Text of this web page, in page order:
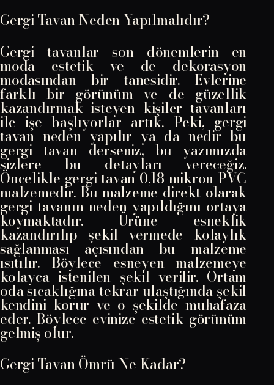
Gergi Tavan Neden Yapılmalıdır?
Gergi tavanlar son dönemlerin en
moda estetik ve de dekorasyon
modasından bir tanesidir. Evlerine
farklı bir görünüm ve de güzellik
kazandırmak isteyen kişiler tavanları
ile işe başlıyorlar artık. Peki, gergi
tavan neden yapılır ya da nedir bu
gergi tavan derseniz, bu yazımızda
sizlere bu detayları vereceğiz.
Öncelikle gergi tavan 0,18 mikron PVC
malzemedir. Bu malzeme direkt olarak
gergi tavanın neden yapıldığını ortaya
koymaktadır. Ürüne esneklik
kazandırılıp şekil vermede kolaylık
sağlanması açısından bu malzeme
ısıtılır. Böylece esneyen malzemeye
kolayca istenilen şekil verilir. Ortam
oda sıcaklığına tekrar ulaştığında şekil
kendini korur ve o şekilde muhafaza
eder. Böylece evinize estetik görünüm
gelmiş olur.
Gergi Tavan Ömrü Ne Kadar?